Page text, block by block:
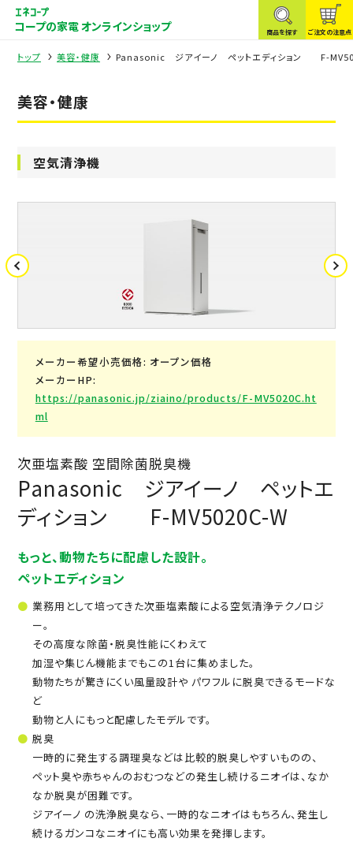
コープの家電 オンラインショップ 商品を探す ご注文の注意点
トップ 美容・健康 Panasonic ジアイーノ ペットエディション F-
美容・健康
空気清浄機
メーカー希望小売価格: オープン価格
メーカーHP:
https://panasonic.jp/ziaino/products/F-MV5020C.ht
ml
次亜塩素酸 空間除菌脱臭機
Panasonic ジアイーノ ペットエ
ディション F-MV5020C-W
もっと、動物たちに配慮した設計。
ペットエディション
業務用として培ってきた次亜塩素酸による空気清浄テクノロジ
ー。
その高度な除菌・脱臭性能にくわえて
加湿や集じん機能までもこの1台に集めました。
動物たちが驚きにくい風量設計や パワフルに脱臭できるモードな
ど
動物と人にもっと配慮したモデルです。
脱臭
一時的に発生する調理臭などは比較的脱臭しやすいものの、
ペット臭や赤ちゃんのおむつなどの発生し続けるニオイは、なか
なか脱臭が困難です。
ジアイーノ の洗浄脱臭なら、一時的なニオイはもちろん、発生し
続けるガンコなニオイにも高い効果を発揮します。